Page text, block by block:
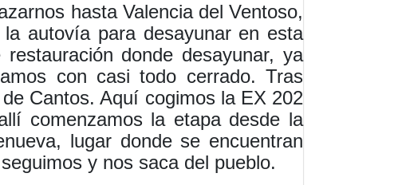
hasta Valencia del Ventoso,
autovía para desayunar en esta
donde desayunar, ya
con casi todo cerrado. Tras
Cantos. Aquí cogimos la EX 202
comenzamos la etapa desde la
lugar donde se encuentran
y nos saca del pueblo.